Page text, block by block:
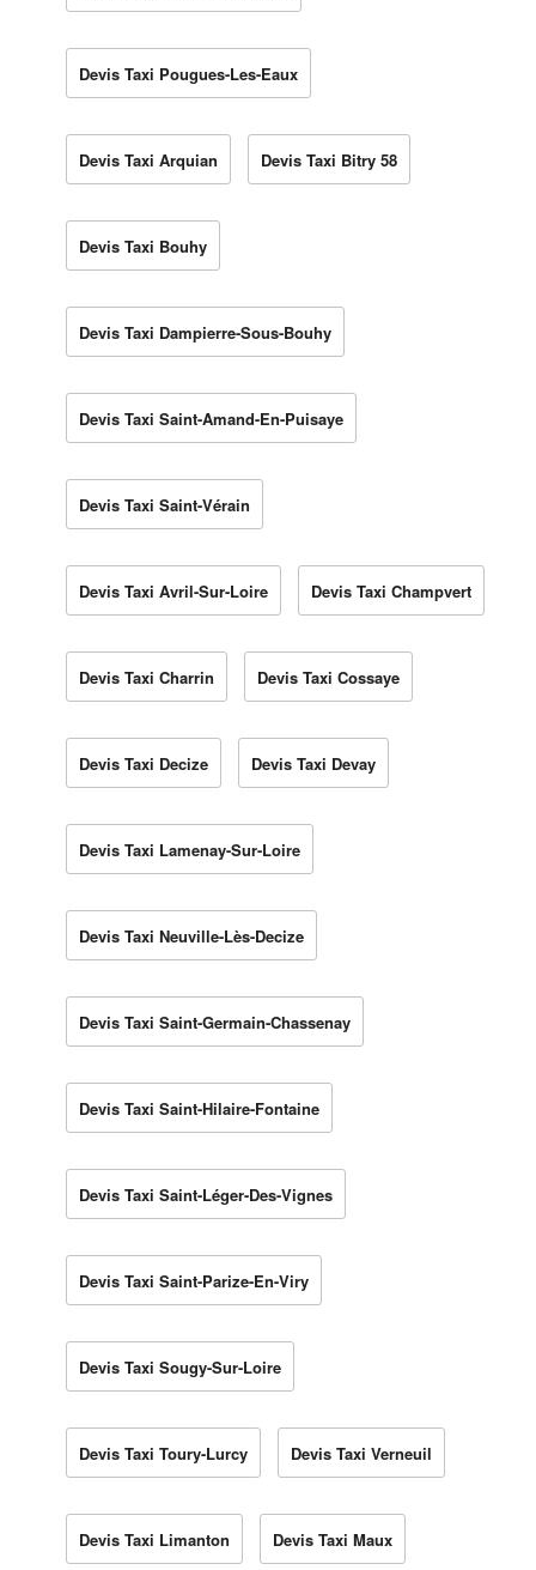
Devis Taxi Pougues-Les-Eaux
Devis Taxi Arquian Devis Taxi Bitry 58
Devis Taxi Bouhy
Devis Taxi Dampierre-Sous-Bouhy
Devis Taxi Saint-Amand-En-Puisaye
Devis Taxi Saint-Vérain
Devis Taxi Avril-Sur-Loire Devis Taxi Champvert
Devis Taxi Charrin Devis Taxi Cossaye
Devis Taxi Decize Devis Taxi Devay
Devis Taxi Lamenay-Sur-Loire
Devis Taxi Neuville-Lès-Decize
Devis Taxi Saint-Germain-Chassenay
Devis Taxi Saint-Hilaire-Fontaine
Devis Taxi Saint-Léger-Des-Vignes
Devis Taxi Saint-Parize-En-Viry
Devis Taxi Sougy-Sur-Loire
Devis Taxi Toury-Lurcy Devis Taxi Verneuil
Devis Taxi Limanton Devis Taxi Maux